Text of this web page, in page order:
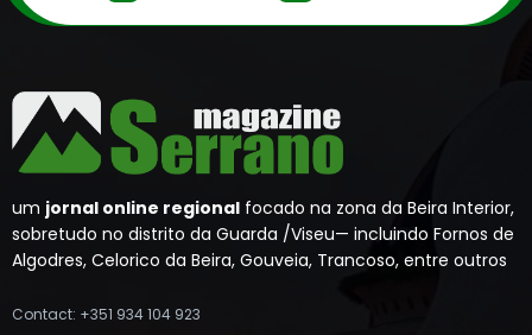
um jornal online regional focado na zona da Beira Interior,
sobretudo no distrito da Guarda /Viseu— incluindo Fornos de
Algodres, Celorico da Beira, Gouveia, Trancoso, entre outros
Contact: +351 934 104 923